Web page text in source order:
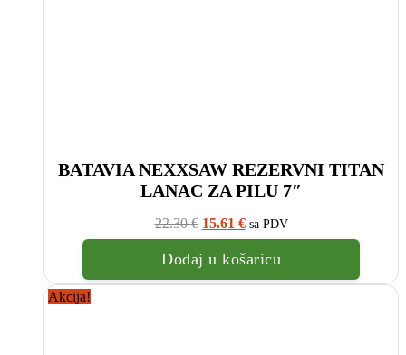
BATAVIA NEXXSAW REZERVNI TITAN
LANAC ZA PILU 7″
22.30€ Izvorna
cijena
bila
je:
22.30
15.61 €Trenutna
cijena
je:
€.
sa PDV
Dodaj u košaricu
Akcija!